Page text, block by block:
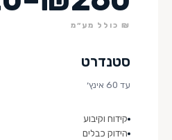
₪ כולל מע״מ
סטנדרט
עד 60 אינץ׳
קידוח וקיבוע
הידוק כבלים